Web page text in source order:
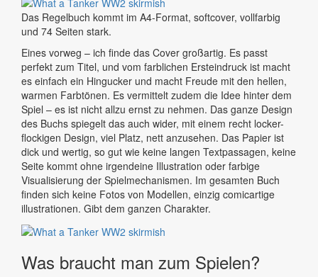
Das Regelbuch kommt im A4-Format, softcover, vollfarbig
und 74 Seiten stark.
Eines vorweg – ich finde das Cover großartig. Es passt
perfekt zum Titel, und vom farblichen Ersteindruck ist macht
es einfach ein Hingucker und macht Freude mit den hellen,
warmen Farbtönen. Es vermittelt zudem die Idee hinter dem
Spiel – es ist nicht allzu ernst zu nehmen. Das ganze Design
des Buchs spiegelt das auch wider, mit einem recht locker-
flockigen Design, viel Platz, nett anzusehen. Das Papier ist
dick und wertig, so gut wie keine langen Textpassagen, keine
Seite kommt ohne irgendeine Illustration oder farbige
Visualisierung der Spielmechanismen. Im gesamten Buch
finden sich keine Fotos von Modellen, einzig comicartige
illustrationen. Gibt dem ganzen Charakter.
Was braucht man zum Spielen?